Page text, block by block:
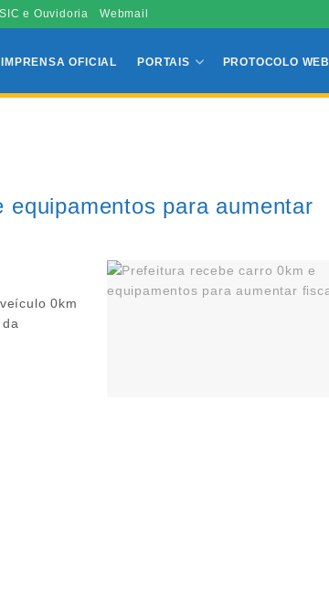
e Ouvidoria Webmail
IMPRENSA OFICIAL PORTAIS PROTOCOLO WEB
para aumentar
0km